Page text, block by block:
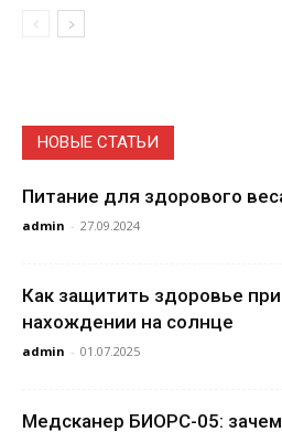
НОВЫЕ СТАТЬИ
Питание для здорового
admin - 27.09.2024
Как защитить здоровье
нахождении на солнце
admin - 01.07.2025
Медсканер БИОРС-05: